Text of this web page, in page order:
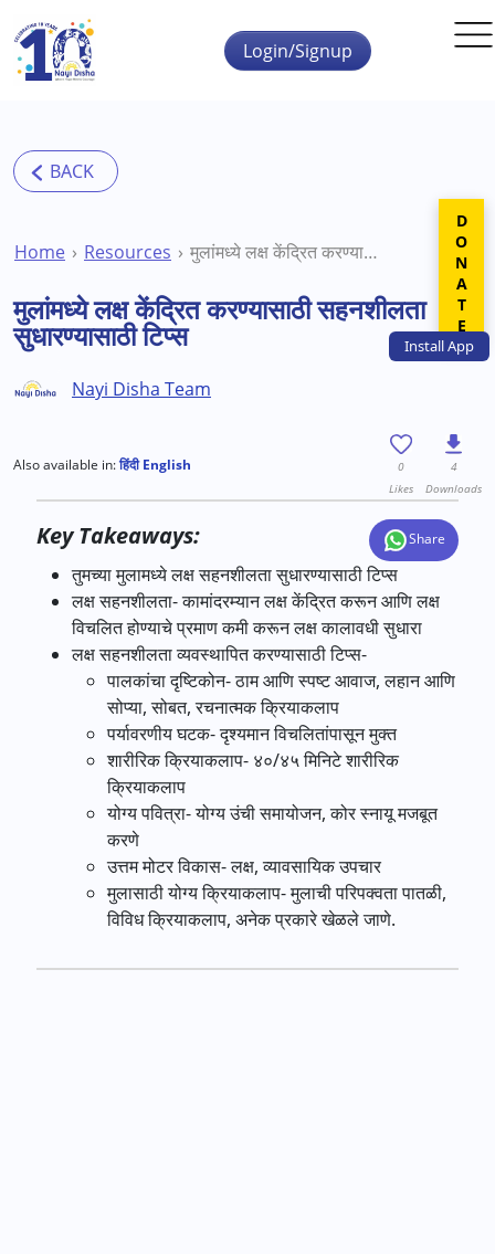
Skip to main content
InstallApp
Login/Signup
Home Resources मुलांमध्ये लक्ष केंद्रित करण्यासाठी सहनशीलता सुधारण्यासाठी टिप्स
मुलांमध्ये लक्ष केंद्रित करण्यासाठी सहनशीलता
सुधारण्यासाठी टिप्स
Nayi Disha Team
Also available in:हिंदीEnglish
0
Likes
4
Downloads
Key Takeaways: Share
तुमच्या मुलामध्ये लक्ष सहनशीलता सुधारण्यासाठी टिप्स
लक्ष सहनशीलता- कामांदरम्यान लक्ष केंद्रित करून आणि लक्ष
विचलित होण्याचे प्रमाण कमी करून लक्ष कालावधी सुधारा
लक्ष सहनशीलता व्यवस्थापित करण्यासाठी टिप्स-
पालकांचा दृष्टिकोन- ठाम आणि स्पष्ट आवाज, लहान आणि
सोप्या, सोबत, रचनात्मक क्रियाकलाप
पर्यावरणीय घटक- दृश्यमान विचलितांपासून मुक्त
शारीरिक क्रियाकलाप- ४०/४५ मिनिटे शारीरिक
क्रियाकलाप
योग्य पवित्रा- योग्य उंची समायोजन, कोर स्नायू मजबूत
करणे
उत्तम मोटर विकास- लक्ष, व्यावसायिक उपचार
मुलासाठी योग्य क्रियाकलाप- मुलाची परिपक्वता पातळी,
विविध क्रियाकलाप, अनेक प्रकारे खेळले जाणे.
DONATE